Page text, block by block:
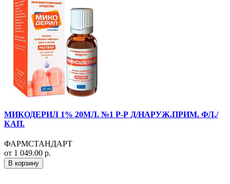
МИКОДЕРИЛ 1% 20МЛ. №1 Р-Р Д/НАРУЖ.ПРИМ. ФЛ./
КАП.
ФАРМСТАНДАРТ
от 1 049.00 р.
В корзину